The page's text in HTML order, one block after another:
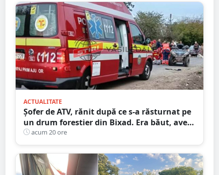
ACTUALITATE
Șofer de ATV, rănit după ce s-a răsturnat pe
un drum forestier din Bixad. Era băut, avea
permisul anulat, iar vehiculul nu era
înmatriculat
acum 20 ore